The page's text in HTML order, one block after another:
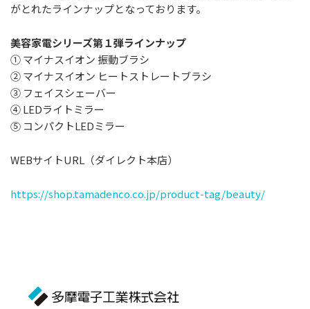
がとれたラインナップとなっております。
美容家電シリーズ第１弾ラインナップ
① マイナスイオン 振動ブラシ
② マイナスイオン ヒートストレートブラシ
③ フェイスシェーバー
④ LEDライトミラー
⑤ コンパクトLEDミラー
WEBサイトURL（ダイレクト本店）
https://shop.tamadenco.co.jp/product-tag/beauty/